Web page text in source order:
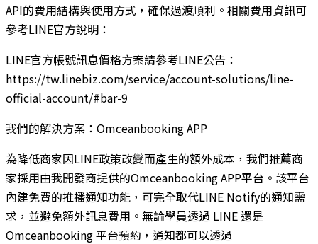
API的費用結構與使用方式，確保過渡順利。相關費用資訊可
參考LINE官方說明：
LINE官方帳號訊息價格方案請參考LINE公告：
https://tw.linebiz.com/service/account-solutions/line-
official-account/#bar-9
我們的解決方案：Omceanbooking APP
為降低商家因LINE政策改變而產生的額外成本，我們推薦商
家採用由我開發商提供的Omceanbooking APP平台。該平台
內建免費的推播通知功能，可完全取代LINE Notify的通知需
求，並避免額外訊息費用。無論學員透過 LINE 還是
Omceanbooking 平台預約，通知都可以透過